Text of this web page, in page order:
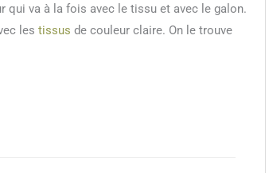
qui va à la fois avec le tissu et avec le galon.
les tissus de couleur claire. On le trouve